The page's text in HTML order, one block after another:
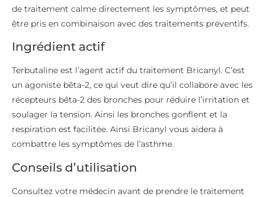
de traitement calme directement les symptômes, et peut
être pris en combinaison avec des traitements préventifs.
Ingrédient actif
Terbutaline est l’agent actif du traitement Bricanyl. C’est
un agoniste bêta-2, ce qui veut dire qu’il collabore avec les
récepteurs bêta-2 des bronches pour réduire l’irritation et
soulager la tension. Ainsi les bronches gonflent et la
respiration est facilitée. Ainsi Bricanyl vous aidera à
combattre les symptômes de l’asthme.
Conseils d’utilisation
Consultez votre médecin avant de prendre le traitement